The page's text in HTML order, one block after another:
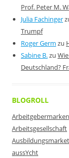
Prof. Peter M.
Julia Fachinger
Trumpf
Roger Germ zu
Sabine B.zu
Deutschland?
BLOGROLL
Arbeitsgesellschaft
aussYcht